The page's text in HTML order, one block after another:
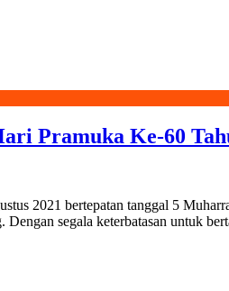
Pramuka Ke-60
2021 bertepatan tanggal 5
segala keterbatasan untuk